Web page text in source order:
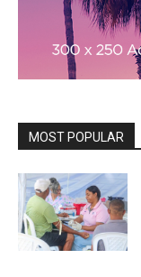
MOST POPULAR